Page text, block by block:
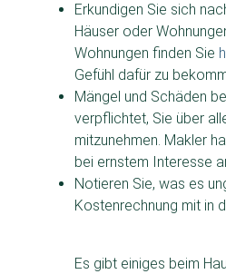
Erkundigen Sie sich
Häuser oder
Wohnungen finden Sie
Gefühl dafür zu
Mängel und Schäden
verpflichtet, Sie über
mitzunehmen. Makler
bei ernstem Interesse
Notieren Sie, was es
Kostenrechnung mit in
Es gibt einiges beim